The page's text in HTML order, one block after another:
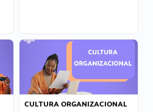
CULTURA ORGANIZACIONAL